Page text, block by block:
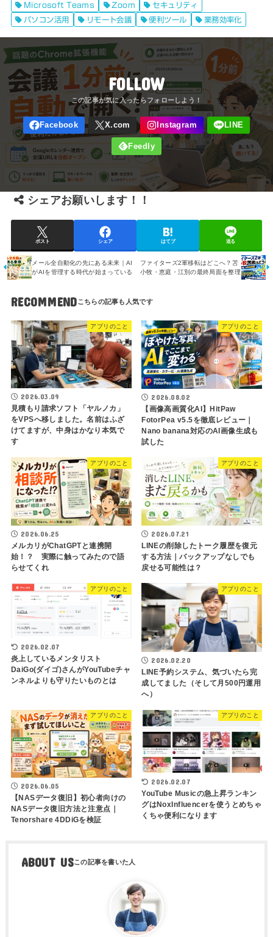
Microsoft Teams
Zoom
セキュリティ
パソコン活用
リモート会議 便利ツール 業務効率化
FOLLOW
シェアお願いします！！
ポスト シェア はてブ 送る
ファイターズ2軍移転はどこへ？苫
小牧・恵庭・江別の最終局面を整理
メール全自動化の先にある未来｜AI
がAIを管理する時代が始まっている
RECOMMEND
アプリのこと
2026.03.09
見積もり請求ソフト「ヤルノカ」
をVPSへ移しました。名前はふざ
けてますが、中身はかなり本気で
す
アプリのこと
2026.08.02
【画像高画質化AI】HitPaw
FotorPea v5.5を徹底レビュー｜
Nano banana対応のAI画像生成も
試した
アプリのこと
2026.06.25
メルカリがChatGPTと連携開
始！？ 実際に触ってみたので語
らせてくれ
アプリのこと
2026.07.21
LINEの削除したトーク履歴を復元
する方法｜バックアップなしでも
戻せる可能性は？
アプリのこと
2026.02.07
炎上しているメンタリスト
DaiGo(ダイゴ)さんがYouTubeチャ
ンネルよりも守りたいものとは
アプリのこと
2026.02.20
LINE予約システム、気づいたら完
成してました（そして月500円運用
へ）
アプリのこと
2026.06.05
【NASデータ復旧】初心者向けの
NASデータ復旧方法と注意点｜
Tenorshare 4DDiGを検証
アプリのこと
2026.02.07
YouTube Musicの急上昇ランキン
グはNoxInfluencerを使うとめちゃ
くちゃ便利になります
ABOUT US